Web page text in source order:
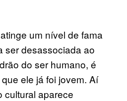
um nível de fama
ser desassociada ao
do ser humano, é
ele já foi jovem. Aí
cultural aparece